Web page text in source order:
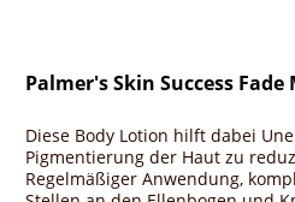
Palmer's Skin Success
Diese Body Lotion hilft dabei
Pigmentierung der Haut zu
Regelmäßiger Anwendung,